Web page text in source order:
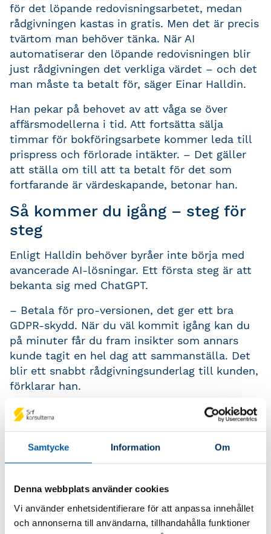
Samtycke Information Om
Denna webbplats använder cookies
Vi använder enhetsidentifierare för att anpassa innehållet
och annonserna till användarna, tillhandahålla funktioner
för det löpande redovisningsarbetet, medan
rådgivningen kastas in gratis. Men det är precis
tvärtom man behöver tänka. När AI
automatiserar den löpande redovisningen blir
just rådgivningen det verkliga värdet – och det
man måste ta betalt för, säger Einar Halldin.
Han pekar på behovet av att våga se över
affärsmodellerna i tid. Att fortsätta sälja
timmar för bokföringsarbete kommer leda till
prispress och förlorade intäkter. – Det gäller
att ställa om till att ta betalt för det som
fortfarande är värdeskapande, betonar han.
Så kommer du igång – steg för
steg
Enligt Halldin behöver byråer inte börja med
avancerade AI-lösningar. Ett första steg är att
bekanta sig med ChatGPT.
– Betala för pro-versionen, det ger ett bra
GDPR-skydd. När du väl kommit igång kan du
på minuter får du fram insikter som annars
kunde tagit en hel dag att sammanställa. Det
blir ett snabbt rådgivningsunderlag till kunden,
förklarar han.
Nästa steg är att testa specialiserade AI-
verktyg. Det finns verktyg som automatiserar
hela leverantörsreskontran och andra som kan
fungera som en ”automatisk revisor” och ger
– Det är när man kombinerar de här verktygen
som den stora effektiviseringen sker. Men börja
enkelt – då kommer man längre än de flesta,